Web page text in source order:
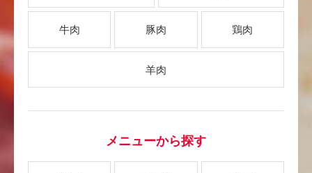
牛肉 豚肉 鶏肉
羊肉
メニューから探す